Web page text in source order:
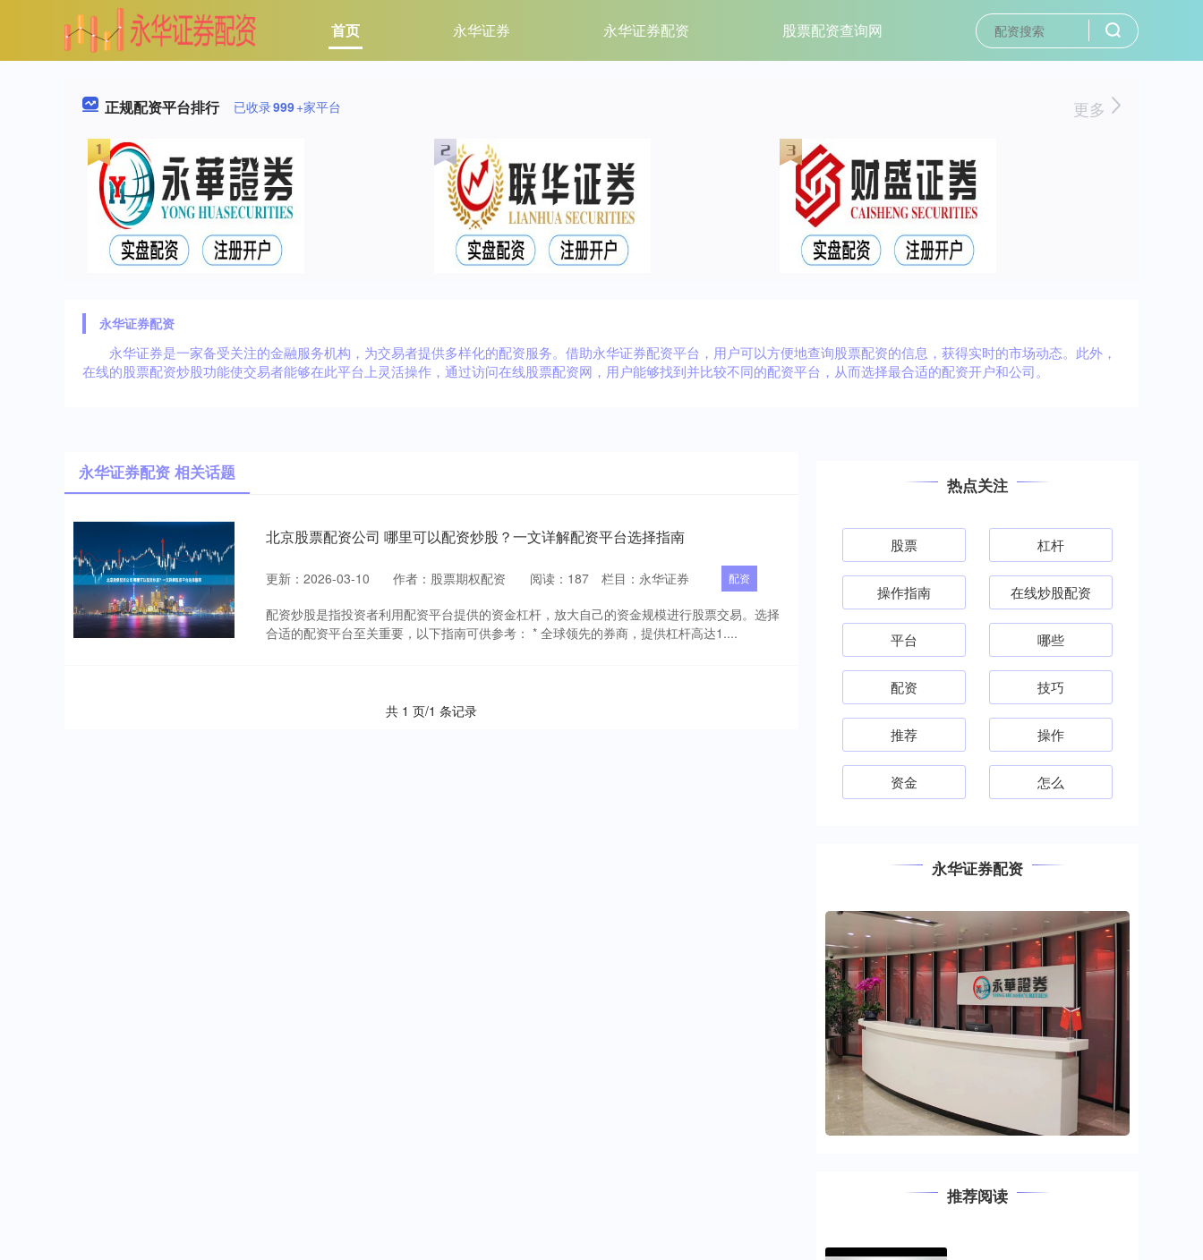
首页 永华证券 永华证券配资 股票配资查询网
正规配资平台排行 已收录999+家平台 更多
永华证券配资
永华证券是一家备受关注的金融服务机构，为交易者提供多样化的配资服务。借助永华证券配资平台，用户可以方便地查询股票配资的信息，获得实时的市场动态。此外，
在线的股票配资炒股功能使交易者能够在此平台上灵活操作，通过访问在线股票配资网，用户能够找到并比较不同的配资平台，从而选择最合适的配资开户和公司。
永华证券配资 相关话题
北京股票配资公司 哪里可以配资炒股？一文详解配资平台选择指南
更新：2026-03-10 作者：股票期权配资 阅读： 187 栏目： 永华证券 配资
配资炒股是指投资者利用配资平台提供的资金杠杆，放大自己的资金规模进行股票交易。选择
合适的配资平台至关重要，以下指南可供参考： * 全球领先的券商，提供杠杆高达1....
共 1 页/1 条记录
热点关注
股票 杠杆
操作指南 在线炒股配资
平台 哪些
配资 技巧
推荐 操作
资金 怎么
永华证券配资
推荐阅读